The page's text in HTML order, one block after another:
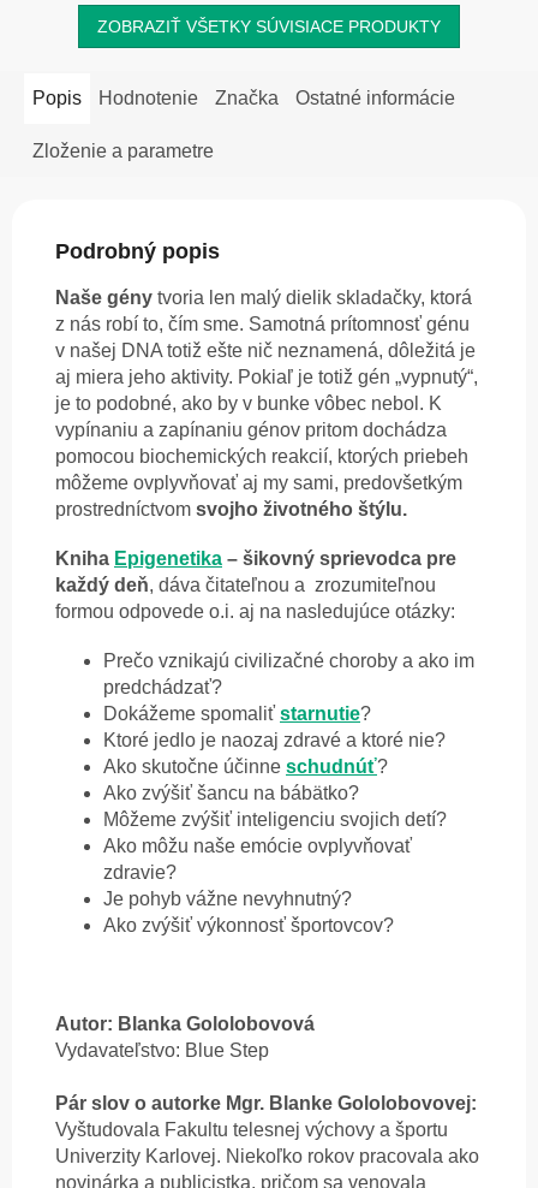
ZOBRAZIŤ VŠETKY SÚVISIACE PRODUKTY
Popis Hodnotenie Značka Ostatné informácie
Zloženie a parametre
Podrobný popis
Naše gény tvoria len malý dielik skladačky, ktorá
z nás robí to, čím sme. Samotná prítomnosť génu
v našej DNA totiž ešte nič neznamená, dôležitá je
aj miera jeho aktivity. Pokiaľ je totiž gén „vypnutý“,
je to podobné, ako by v bunke vôbec nebol. K
vypínaniu a zapínaniu génov pritom dochádza
pomocou biochemických reakcií, ktorých priebeh
môžeme ovplyvňovať aj my sami, predovšetkým
prostredníctvom svojho životného štýlu.
Kniha Epigenetika – šikovný sprievodca pre
každý deň, dáva čitateľnou a zrozumiteľnou
formou odpovede o.i. aj na nasledujúce otázky:
Prečo vznikajú civilizačné choroby a ako im
predchádzať?
Dokážeme spomaliť starnutie?
Ktoré jedlo je naozaj zdravé a ktoré nie?
Ako skutočne účinne schudnúť?
Ako zvýšiť šancu na bábätko?
Môžeme zvýšiť inteligenciu svojich detí?
Ako môžu naše emócie ovplyvňovať
zdravie?
Je pohyb vážne nevyhnutný?
Ako zvýšiť výkonnosť športovcov?
Autor: Blanka Gololobovová
Vydavateľstvo: Blue Step
Pár slov o autorke Mgr. Blanke Gololobovovej:
Vyštudovala Fakultu telesnej výchovy a športu
Univerzity Karlovej. Niekoľko rokov pracovala ako
novinárka a publicistka, pričom sa venovala